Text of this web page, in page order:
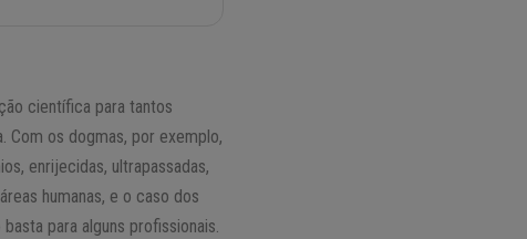
científica para tantos
Com os dogmas, por exemplo,
enrijecidas, ultrapassadas,
humanas, e o caso dos
para alguns profissionais.